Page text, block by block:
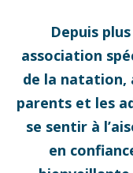
Depuis
association
de la natation,
parents et les
se sentir à
en